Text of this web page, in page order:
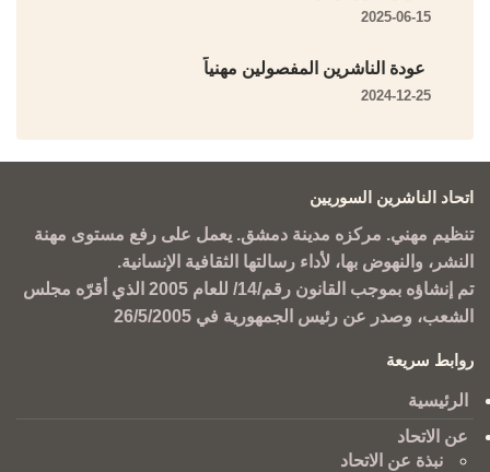
2025-06-15
عودة الناشرين المفصولين مهنياً
2024-12-25
اتحاد الناشرين السوريين
تنظيم مهني. مركزه مدينة دمشق. يعمل على رفع مستوى مهنة
النشر، والنهوض بها، لأداء رسالتها الثقافية الإنسانية.
تم إنشاؤه بموجب القانون رقم/14/ للعام 2005 الذي أقرّه مجلس
الشعب، وصدر عن رئيس الجمهورية في 26/5/2005
روابط سريعة
الرئيسية
عن الاتحاد
نبذة عن الاتحاد